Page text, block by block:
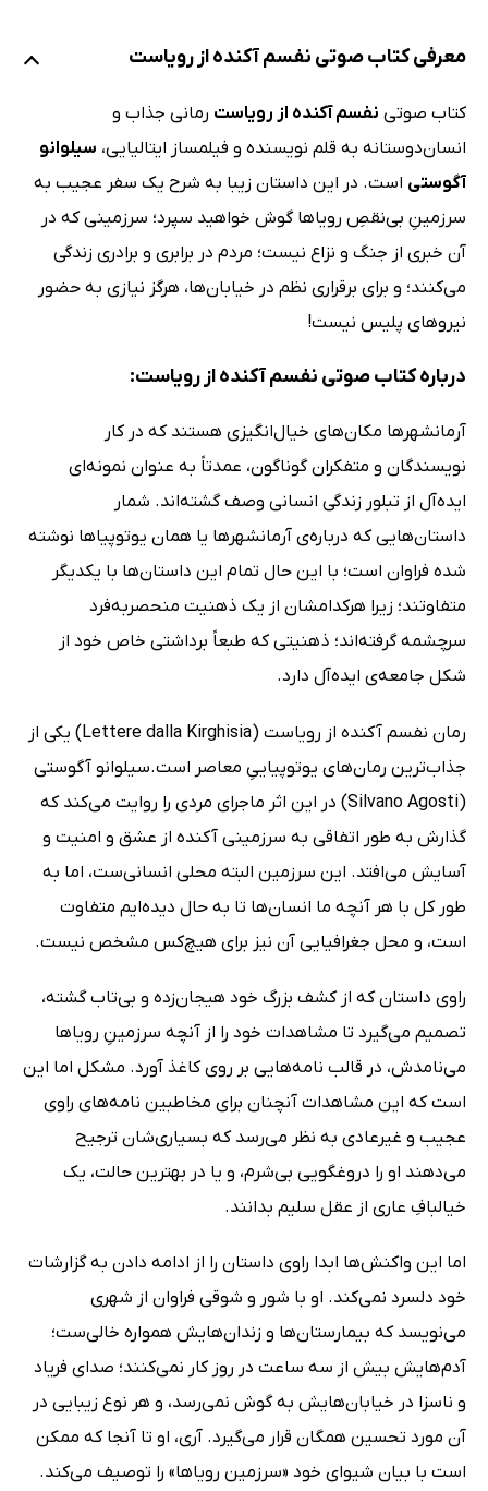
معرفی کتاب صوتی نفسم آکنده از رویاست
کتاب صوتی نفسم آکنده از رویاست رمانی جذاب و
انسان‌دوستانه به قلم نویسنده و فیلمساز ایتالیایی، سیلوانو
آگوستی است. در این داستان زیبا به شرح یک سفر عجیب به
سرزمینِ بی‌نقصِ رویاها گوش خواهید سپرد؛ سرزمینی که در
آن خبری از جنگ و نزاع نیست؛ مردم در برابری و برادری زندگی
می‌کنند؛ و برای برقراری نظم در خیابان‌ها، هرگز نیازی به حضور
نیروهای پلیس نیست!
درباره کتاب صوتی نفسم آکنده از رویاست:
آرمانشهرها مکان‌های خیال‌انگیزی هستند که در کار
نویسندگان و متفکران گوناگون، عمدتاً به عنوان نمونه‌ای
ایده‌آل از تبلور زندگی انسانی وصف گشته‌اند. شمار
داستان‌هایی که درباره‌ی آرمانشهرها یا همان یوتوپیاها نوشته
شده فراوان است؛ با این حال تمام این داستان‌ها با یکدیگر
متفاوتند؛ زیرا هرکدامشان از یک ذهنیت منحصربه‌فرد
سرچشمه گرفته‌اند؛ ذهنیتی که طبعاً برداشتی خاص خود از
شکل جامعه‌ی ایده‌آل دارد.
رمان نفسم آکنده از رویاست (Lettere dalla Kirghisia) یکی از
جذاب‌ترین رمان‌های یوتوپیاییِ معاصر است.سیلوانو آگوستی
(Silvano Agosti) در این اثر ماجرای مردی را روایت می‌کند که
گذارش به طور اتفاقی به سرزمینی آکنده از عشق و امنیت و
آسایش می‌افتد. این سرزمین البته محلی انسانی‌ست، اما به
طور کل با هر آنچه ما انسان‌ها تا به حال دیده‌ایم متفاوت
است، و محل جغرافیایی آن نیز برای هیچ‌کس مشخص نیست.
راوی داستان که از کشف بزرگ خود هیجان‌زده و بی‌تاب گشته،
تصمیم می‌گیرد تا مشاهدات خود را از آنچه سرزمینِ رویاها
می‌نامدش، در قالب نامه‌هایی بر روی کاغذ آورد. مشکل اما این
است که این مشاهدات آنچنان برای مخاطبین نامه‌های راوی
عجیب و غیرعادی به نظر می‌رسد که بسیاری‌شان ترجیح
می‌دهند او را دروغگویی بی‌شرم، و یا در بهترین حالت، یک
خیالبافِ عاری از عقل سلیم بدانند.
اما این واکنش‌ها ابدا راوی داستان را از ادامه دادن به گزارشات
خود دلسرد نمی‌کند. او با شور و شوقی فراوان از شهری
می‌نویسد که بیمارستان‌ها و زندان‌هایش همواره خالی‌ست؛
آدم‌هایش بیش از سه ساعت در روز کار نمی‌کنند؛ صدای فریاد
و ناسزا در خیابان‌هایش به گوش نمی‌رسد، و هر نوع زیبایی در
آن مورد تحسین همگان قرار می‌گیرد. آری، او تا آنجا که ممکن
است با بیان شیوای خود «سرزمین رویاها» را توصیف می‌کند.